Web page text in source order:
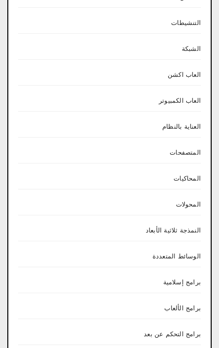
التنشيطات
الشبكة
العاب اكشن
العاب الكمبيوتر
العناية بالنظام
المتصفحات
المحاكيات
المحولات
النمذجة ثلاثية الأبعاد
الوسائط المتعددة
برامج إسلامية
برامج الألعاب
برامج التحكم عن بعد